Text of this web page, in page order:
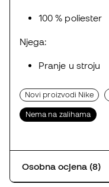
100 % poliester
Njega:
Pranje u stroju
Novi proizvodi Nike
Nema na zalihama
Osobna ocjena (8)